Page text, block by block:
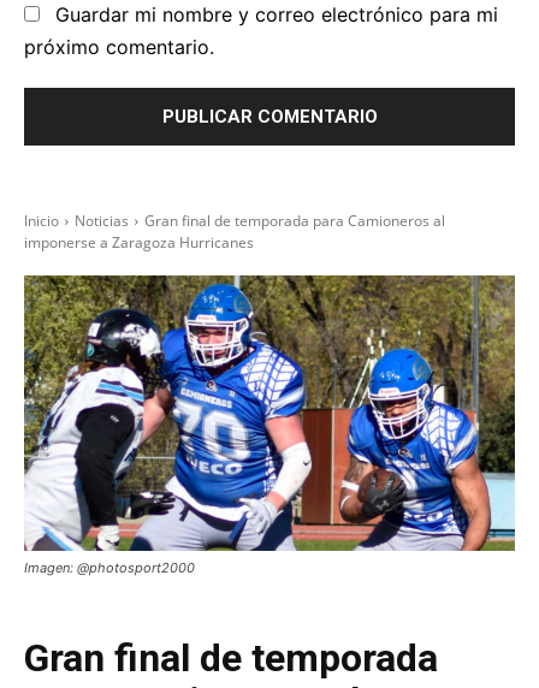
Guardar mi nombre y correo electrónico para mi
próximo comentario.